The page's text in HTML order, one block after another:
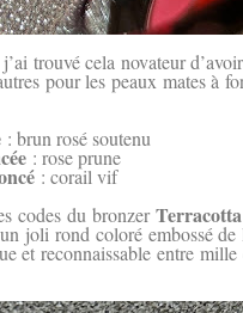
trouvé cela novateur
pour les peaux mates à
: brun rosé soutenu
: rose prune
: corail vif
codes du bronzerTerracotta
joli rond coloré embossé de
et reconnaissable entre